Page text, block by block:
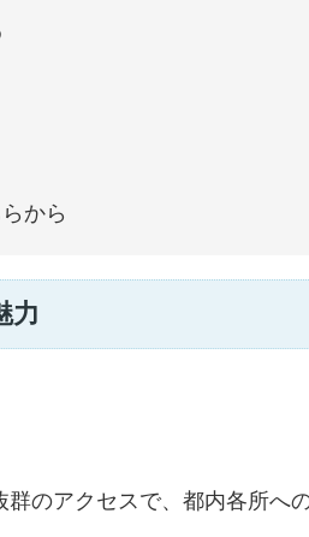
から
力
のアクセスで、都内各所へ